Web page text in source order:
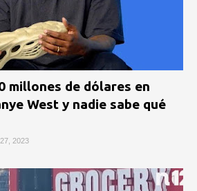
millones de dólares en
West y nadie sabe qué
2023